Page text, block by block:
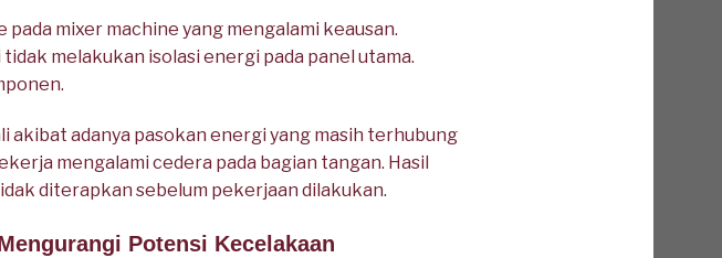
mixer machine yang mengalami keausan.
melakukan isolasi energi pada panel utama.
adanya pasokan energi yang masih terhubung
mengalami cedera pada bagian tangan. Hasil
diterapkan sebelum pekerjaan dilakukan.
Potensi Kecelakaan